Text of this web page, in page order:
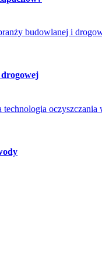
budowlanej i
technologia oczyszczania